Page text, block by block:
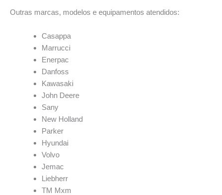
Outras marcas, modelos e equipamentos atendidos:
Casappa
Marrucci
Enerpac
Danfoss
Kawasaki
John Deere
Sany
New Holland
Parker
Hyundai
Volvo
Jemac
Liebherr
TM Mxm